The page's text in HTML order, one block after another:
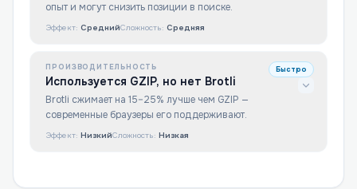
опыт и могут снизить позиции в поиске.
Эффект: СреднийСложность: Средняя
ПРОИЗВОДИТЕЛЬНОСТЬ
Используется GZIP, но нет Brotli
Brotli сжимает на 15–25% лучше чем GZIP —
современные браузеры его поддерживают.
Быстро
Эффект: НизкийСложность: Низкая